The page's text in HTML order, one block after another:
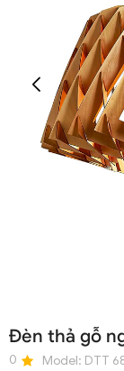
Đèn thả gỗ
0 Model: DTT